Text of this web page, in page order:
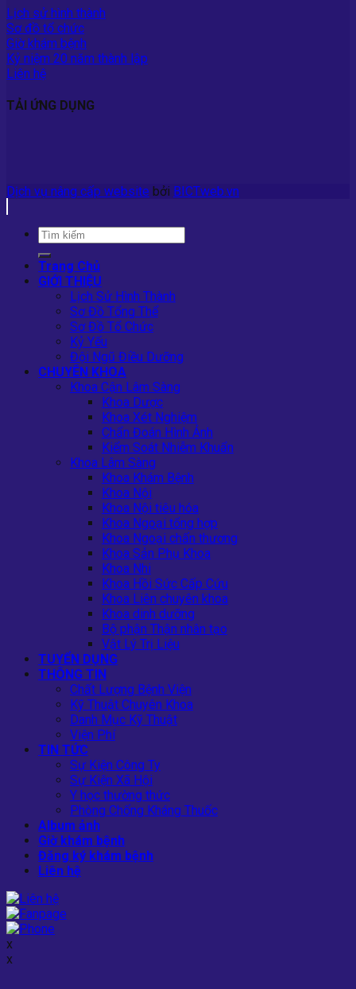
Lịch sử hình thành
Sơ đồ tổ chức
Giờ khám bệnh
Kỷ niệm 20 năm thành lập
Liên hệ
TẢI ỨNG DỤNG
Dịch vụ nâng cấp website bởi BICTweb.vn
Trang Chủ
GIỚI THIỆU
Lịch Sử Hình Thành
Sơ Đồ Tổng Thể
Sơ Đồ Tổ Chức
Kỷ Yếu
Đội Ngũ Điều Dưỡng
CHUYÊN KHOA
Khoa Cận Lâm Sàng
Khoa Dược
Khoa Xét Nghiệm
Chẩn Đoán Hình Ảnh
Kiểm Soát Nhiễm Khuẩn
Khoa Lâm Sàng
Khoa Khám Bệnh
Khoa Nội
Khoa Nội tiêu hóa
Khoa Ngoại tổng hợp
Khoa Ngoại chấn thương
Khoa Sản Phụ Khoa
Khoa Nhi
Khoa Hồi Sức Cấp Cứu
Khoa Liên chuyên khoa
Khoa dinh dưỡng
Bộ phận Thận nhân tạo
Vật Lý Trị Liệu
TUYỂN DỤNG
THÔNG TIN
Chất Lượng Bệnh Viện
Kỹ Thuật Chuyên Khoa
Danh Mục Kỹ Thuật
Viện Phí
TIN TỨC
Sự Kiện Công Ty
Sự Kiện Xã Hội
Y học thường thức
Phòng Chống Kháng Thuốc
Album ảnh
Giờ khám bệnh
Đăng ký khám bệnh
Liên hệ
x
x